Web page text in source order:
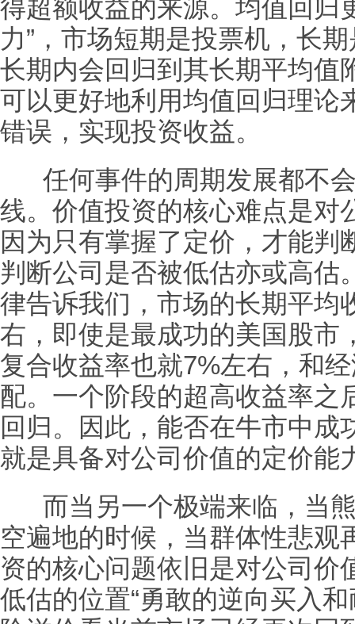
得超额收益的来源。均值回归
力”，市场短期是投票机，长
长期内会回归到其长期平均值
可以更好地利用均值回归理论
错误，实现投资收益。
任何事件的周期发展都不
线。价值投资的核心难点是对
因为只有掌握了定价，才能判
判断公司是否被低估亦或高估
律告诉我们，市场的长期平均
右，即使是最成功的美国股市
复合收益率也就7%左右，和
配。一个阶段的超高收益率之
回归。因此，能否在牛市中成
就是具备对公司价值的定价能
而当另一个极端来临，当
空遍地的时候，当群体性悲观
资的核心问题依旧是对公司价
低估的位置“勇敢的逆向买入